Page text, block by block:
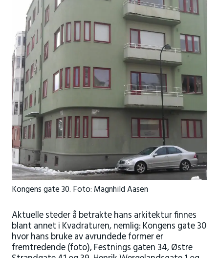
Kongens gate 30. Foto: Magnhild Aasen
Aktuelle steder å betrakte hans arkitektur finnes
blant annet i Kvadraturen, nemlig: Kongens gate 30
hvor hans bruke av avrundede former er
fremtredende (foto), Festnings gaten 34, Østre